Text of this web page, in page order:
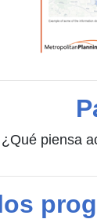
¿Qué piensa